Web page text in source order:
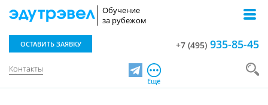
Обучение
за рубежом
Контакты
ОСТАВИТЬ ЗАЯВКУ +7 (495) 935-85-45
TelegramЕщё